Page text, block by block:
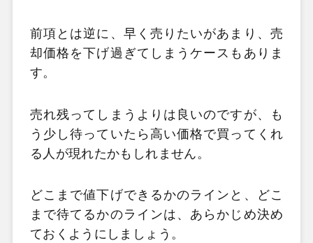
前項とは逆に、早く売りたいがあまり、売
却価格を下げ過ぎてしまうケースもありま
す。
売れ残ってしまうよりは良いのですが、も
う少し待っていたら高い価格で買ってくれ
る人が現れたかもしれません。
どこまで値下げできるかのラインと、どこ
まで待てるかのラインは、あらかじめ決め
ておくようにしましょう。